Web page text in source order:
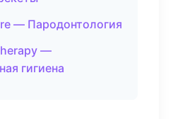
— Пародонтология
—
гигиена